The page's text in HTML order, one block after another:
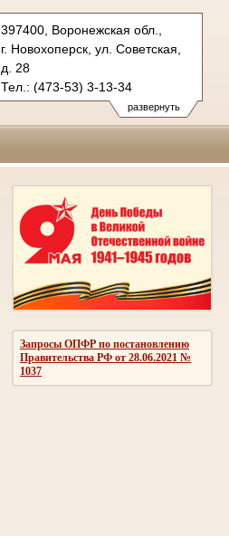
развернуть
397400, Воронежская обл.,
г. Новохоперск, ул. Советская,
д. 28
Тел.: (473-53) 3-13-34
novohopersky.vrn@sudrf.ru
Запросы ОПФР по постановлению
Правительства РФ от 28.06.2021 №
1037